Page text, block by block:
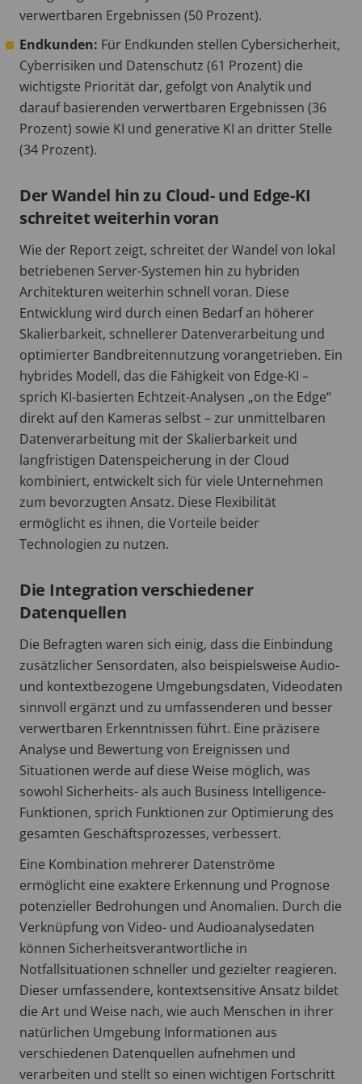
verwertbaren Ergebnissen (50 Prozent).
Endkunden: Für Endkunden stellen Cybersicherheit,
Cyberrisiken und Datenschutz (61 Prozent) die
wichtigste Priorität dar, gefolgt von Analytik und
darauf basierenden verwertbaren Ergebnissen (36
Prozent) sowie KI und generative KI an dritter Stelle
(34 Prozent).
Der Wandel hin zu Cloud- und Edge-KI
schreitet weiterhin voran
Wie der Report zeigt, schreitet der Wandel von lokal
betriebenen Server-Systemen hin zu hybriden
Architekturen weiterhin schnell voran. Diese
Entwicklung wird durch einen Bedarf an höherer
Skalierbarkeit, schnellerer Datenverarbeitung und
optimierter Bandbreitennutzung vorangetrieben. Ein
hybrides Modell, das die Fähigkeit von Edge-KI –
sprich KI-basierten Echtzeit-Analysen „on the Edge“
direkt auf den Kameras selbst – zur unmittelbaren
Datenverarbeitung mit der Skalierbarkeit und
langfristigen Datenspeicherung in der Cloud
kombiniert, entwickelt sich für viele Unternehmen
zum bevorzugten Ansatz. Diese Flexibilität
ermöglicht es ihnen, die Vorteile beider
Technologien zu nutzen.
Die Integration verschiedener
Datenquellen
Die Befragten waren sich einig, dass die Einbindung
zusätzlicher Sensordaten, also beispielsweise Audio-
und kontextbezogene Umgebungsdaten, Videodaten
sinnvoll ergänzt und zu umfassenderen und besser
verwertbaren Erkenntnissen führt. Eine präzisere
Analyse und Bewertung von Ereignissen und
Situationen werde auf diese Weise möglich, was
sowohl Sicherheits- als auch Business Intelligence-
Funktionen, sprich Funktionen zur Optimierung des
gesamten Geschäftsprozesses, verbessert.
Eine Kombination mehrerer Datenströme
ermöglicht eine exaktere Erkennung und Prognose
potenzieller Bedrohungen und Anomalien. Durch die
Verknüpfung von Video- und Audioanalysedaten
können Sicherheitsverantwortliche in
Notfallsituationen schneller und gezielter reagieren.
Dieser umfassendere, kontextsensitive Ansatz bildet
die Art und Weise nach, wie auch Menschen in ihrer
natürlichen Umgebung Informationen aus
verschiedenen Datenquellen aufnehmen und
verarbeiten und stellt so einen wichtigen Fortschritt